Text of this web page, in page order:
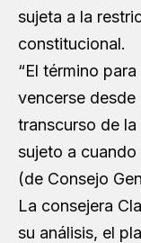
sujeta a la
constitucional.
“El término
vencerse desde
transcurso de
sujeto a cuando
(de Consejo
La consejera
su análisis, el